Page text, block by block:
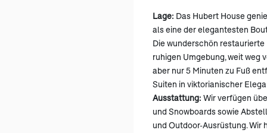
Lage: Das Hubert House
als eine der elegantesten
Die wunderschön
ruhigen Umgebung, weit weg
aber nur 5 Minuten zu Fuß
Suiten in viktorianischer
Ausstattung: Wir verfügen
und Snowboards sowie
und Outdoor-Ausrüstung.